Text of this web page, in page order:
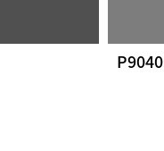
P9040